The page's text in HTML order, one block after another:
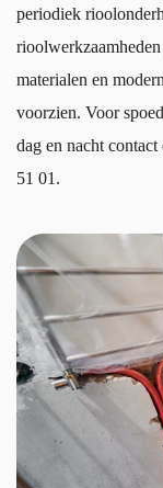
periodiek
materialen en
voorzien. Voor
dag en nacht
51 01 .